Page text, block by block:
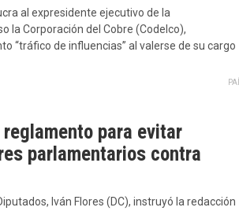
al expresidente ejecutivo de la
la Corporación del Cobre (Codelco),
“tráfico de influencias” al valerse de su cargo
para evitar
parlamentarios contra
Iván Flores (DC), instruyó la redacción